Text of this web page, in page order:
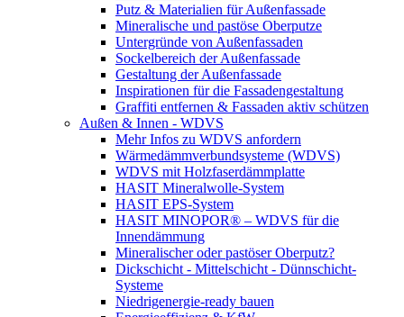
Putz & Materialien für Außenfassade
Mineralische und pastöse Oberputze
Untergründe von Außenfassaden
Sockelbereich der Außenfassade
Gestaltung der Außenfassade
Inspirationen für die Fassadengestaltung
Graffiti entfernen & Fassaden aktiv schützen
Außen & Innen - WDVS
Mehr Infos zu WDVS anfordern
Wärmedämmverbundsysteme (WDVS)
WDVS mit Holzfaserdämmplatte
HASIT Mineralwolle-System
HASIT EPS-System
HASIT MINOPOR® – WDVS für die
Innendämmung
Mineralischer oder pastöser Oberputz?
Dickschicht - Mittelschicht - Dünnschicht-
Systeme
Niedrigenergie-ready bauen